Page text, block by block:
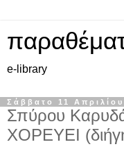
e-library
Σάββατο 11 Απριλίου
Σπύρου
ΧΟΡΕΥΕΙ